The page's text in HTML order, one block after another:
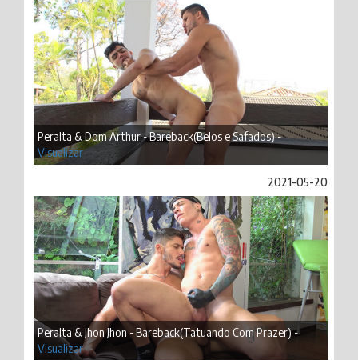
Peralta & Dom Arthur - Bareback(Belos e Safados) -
Visualizar
2021-05-20
Peralta & Jhon Jhon - Bareback(Tatuando Com Prazer) -
Visualizar